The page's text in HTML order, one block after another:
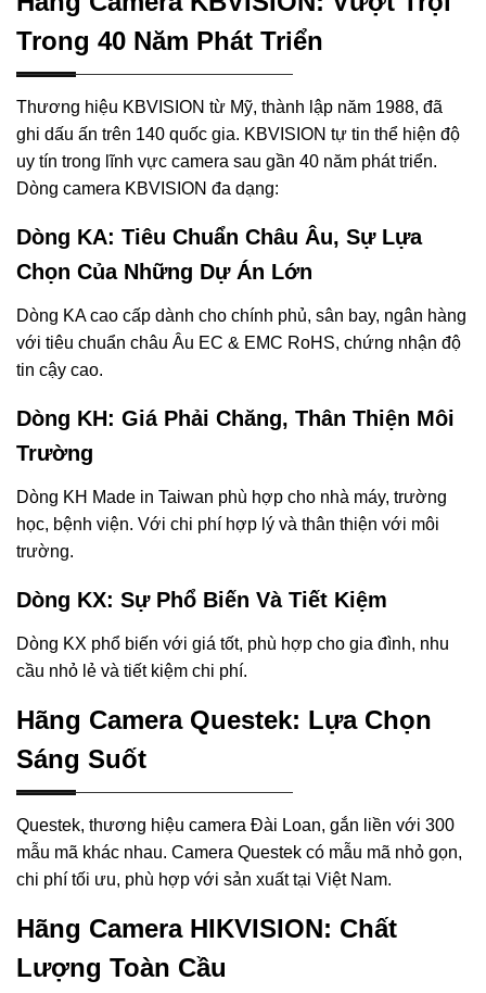
Trong 40 Năm Phát Triển
Thương hiệu KBVISION từ Mỹ, thành lập năm 1988, đã
ghi dấu ấn trên 140 quốc gia. KBVISION tự tin thể hiện độ
uy tín trong lĩnh vực camera sau gần 40 năm phát triển.
Dòng camera KBVISION đa dạng:
Dòng KA: Tiêu Chuẩn Châu Âu, Sự Lựa
Chọn Của Những Dự Án Lớn
Dòng KA cao cấp dành cho chính phủ, sân bay, ngân hàng
với tiêu chuẩn châu Âu EC & EMC RoHS, chứng nhận độ
tin cậy cao.
Dòng KH: Giá Phải Chăng, Thân Thiện Môi
Trường
Dòng KH Made in Taiwan phù hợp cho nhà máy, trường
học, bệnh viện. Với chi phí hợp lý và thân thiện với môi
trường.
Dòng KX: Sự Phổ Biến Và Tiết Kiệm
Dòng KX phổ biến với giá tốt, phù hợp cho gia đình, nhu
cầu nhỏ lẻ và tiết kiệm chi phí.
Hãng Camera Questek: Lựa Chọn
Sáng Suốt
Questek, thương hiệu camera Đài Loan, gắn liền với 300
mẫu mã khác nhau. Camera Questek có mẫu mã nhỏ gọn,
chi phí tối ưu, phù hợp với sản xuất tại Việt Nam.
Hãng Camera HIKVISION: Chất
Lượng Toàn Cầu